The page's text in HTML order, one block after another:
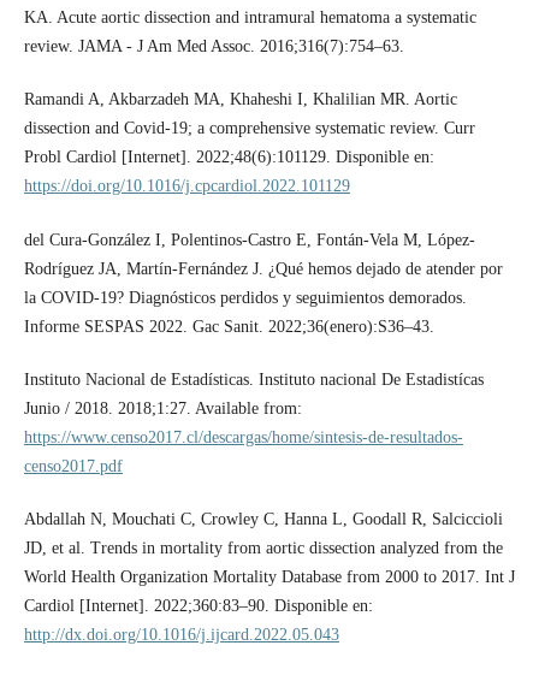
KA. Acute aortic dissection and intramural hematoma a systematic
review. JAMA - J Am Med Assoc. 2016;316(7):754–63.
Ramandi A, Akbarzadeh MA, Khaheshi I, Khalilian MR. Aortic
dissection and Covid-19; a comprehensive systematic review. Curr
Probl Cardiol [Internet]. 2022;48(6):101129. Disponible en:
https://doi.org/10.1016/j.cpcardiol.2022.101129
del Cura-González I, Polentinos-Castro E, Fontán-Vela M, López-
Rodríguez JA, Martín-Fernández J. ¿Qué hemos dejado de atender por
la COVID-19? Diagnósticos perdidos y seguimientos demorados.
Informe SESPAS 2022. Gac Sanit. 2022;36(enero):S36–43.
Instituto Nacional de Estadísticas. Instituto nacional De Estadistícas
Junio / 2018. 2018;1:27. Available from:
https://www.censo2017.cl/descargas/home/sintesis-de-resultados-
censo2017.pdf
Abdallah N, Mouchati C, Crowley C, Hanna L, Goodall R, Salciccioli
JD, et al. Trends in mortality from aortic dissection analyzed from the
World Health Organization Mortality Database from 2000 to 2017. Int J
Cardiol [Internet]. 2022;360:83–90. Disponible en:
http://dx.doi.org/10.1016/j.ijcard.2022.05.043